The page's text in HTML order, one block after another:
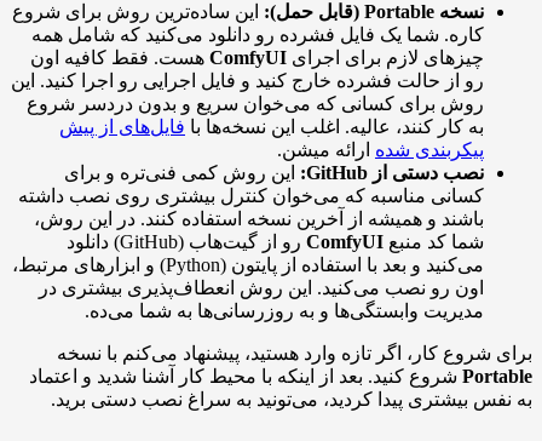
نسخه Portable (قابل حمل):
این ساده‌ترین روش برای شروع
کاره. شما یک فایل فشرده رو دانلود می‌کنید که شامل همه
چیزهای لازم برای اجرای ComfyUI هست. فقط کافیه اون
رو از حالت فشرده خارج کنید و فایل اجرایی رو اجرا کنید. این
روش برای کسانی که می‌خوان سریع و بدون دردسر شروع
به کار کنند، عالیه. اغلب این نسخه‌ها با فایل‌های از پیش
پیکربندی شده ارائه میشن.
نصب دستی از GitHub:
این روش کمی فنی‌تره و برای
کسانی مناسبه که می‌خوان کنترل بیشتری روی نصب داشته
باشند و همیشه از آخرین نسخه استفاده کنند. در این روش،
شما کد منبع ComfyUI
رو از گیت‌هاب (GitHub) دانلود
می‌کنید و بعد با استفاده از پایتون (Python) و ابزارهای مرتبط،
اون رو نصب می‌کنید. این روش انعطاف‌پذیری بیشتری در
مدیریت وابستگی‌ها و به روزرسانی‌ها به شما می‌ده.
برای شروع کار، اگر تازه وارد هستید، پیشنهاد می‌کنم با نسخه
Portable شروع کنید. بعد از اینکه با محیط کار آشنا شدید و اعتماد
به نفس بیشتری پیدا کردید، می‌تونید به سراغ نصب دستی برید.